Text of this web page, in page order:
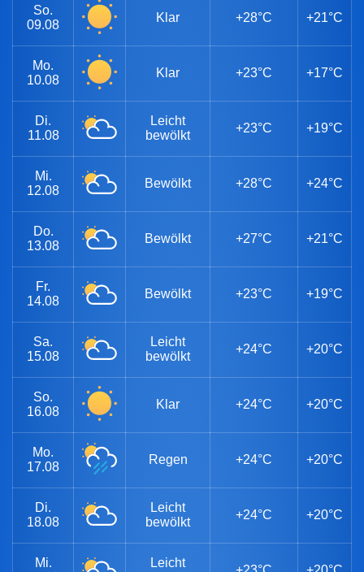
So.
09.08
Klar +28°C +21°C
Mo.
10.08
Klar +23°C +17°C
Di.
11.08
Leicht
bewölkt
+23°C +19°C
Mi.
12.08
Bewölkt +28°C +24°C
Do.
13.08
Bewölkt +27°C +21°C
Fr.
14.08
Bewölkt +23°C +19°C
Sa.
15.08
Leicht
bewölkt
+24°C +20°C
So.
16.08
Klar +24°C +20°C
Mo.
17.08
Regen +24°C +20°C
Di.
18.08
Leicht
bewölkt
+24°C +20°C
Mi.
Leicht